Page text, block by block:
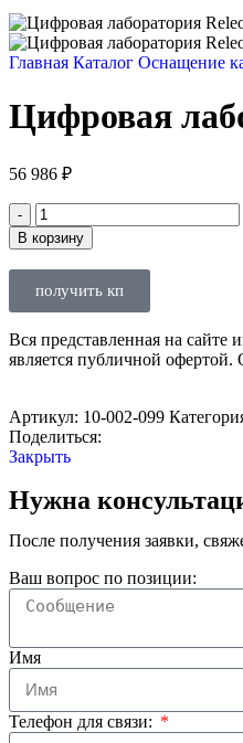
Главная Каталог Оснащение
Цифровая
56 986 ₽
В корзину
получить кп
Вся представленная на сайте
является публичной
Артикул: 10-002-099
Поделиться:
Закрыть
Нужна
После получения заявки,
Ваш вопрос по позиции:
Имя
Телефон для связи: